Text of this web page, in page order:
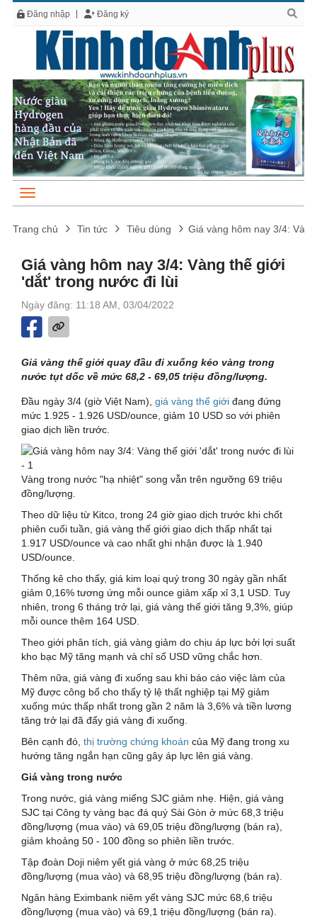
Đăng nhập Đăng ký
Trang chủ Tin tức Tiêu dùng Giá vàng hôm nay 3/4:
Giá vàng hôm nay 3/4: Vàng thế giới
'dắt' trong nước đi lùi
Ngày đăng: 11:18 AM, 03/04/2022
Giá vàng thế giới quay đầu đi xuống kéo vàng trong
nước tụt dốc về mức 68,2 - 69,05 triệu đồng/lượng.
Đầu ngày 3/4 (giờ Việt Nam), giá vàng thế giới đang đứng
mức 1.925 - 1.926 USD/ounce, giảm 10 USD so với phiên
giao dịch liền trước.
Vàng trong nước "hạ nhiệt" song vẫn trên ngưỡng 69 triệu
đồng/lượng.
Theo dữ liệu từ Kitco, trong 24 giờ giao dịch trước khi chốt
phiên cuối tuần, giá vàng thế giới giao dịch thấp nhất tại
1.917 USD/ounce và cao nhất ghi nhận được là 1.940
USD/ounce.
Thống kê cho thấy, giá kim loại quý trong 30 ngày gần nhất
giảm 0,16% tương ứng mỗi ounce giảm xấp xỉ 3,1 USD. Tuy
nhiên, trong 6 tháng trở lại, giá vàng thế giới tăng 9,3%, giúp
mỗi ounce thêm 164 USD.
Theo giới phân tích, giá vàng giảm do chịu áp lực bởi lợi suất
kho bạc Mỹ tăng mạnh và chỉ số USD vững chắc hơn.
Thêm nữa, giá vàng đi xuống sau khi báo cáo việc làm của
Mỹ được công bố cho thấy tỷ lệ thất nghiệp tại Mỹ giảm
xuống mức thấp nhất trong gần 2 năm là 3,6% và tiền lương
tăng trở lại đã đẩy giá vàng đi xuống.
Bên cạnh đó, thị trường chứng khoán của Mỹ đang trong xu
hướng tăng ngắn hạn cũng gây áp lực lên giá vàng.
Giá vàng trong nước
Trong nước, giá vàng miếng SJC giảm nhẹ. Hiện, giá vàng
SJC tại Công ty vàng bạc đá quý Sài Gòn ở mức 68,3 triệu
đồng/lượng (mua vào) và 69,05 triệu đồng/lượng (bán ra),
giảm khoảng 50 - 100 đồng so phiên liền trước.
Tập đoàn Doji niêm yết giá vàng ở mức 68,25 triệu
đồng/lượng (mua vào) và 68,95 triệu đồng/lượng (bán ra).
Ngân hàng Eximbank niêm yết vàng SJC mức 68,6 triệu
đồng/lượng (mua vào) và 69,1 triệu đồng/lượng (bán ra).